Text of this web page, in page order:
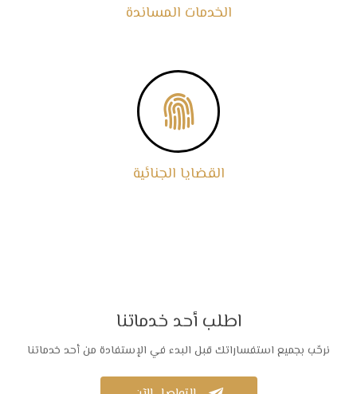
الخدمات المساندة

القضايا الجنائية
اطلب أحد خدماتنا
نرحّب بجميع استفساراتك قبل البدء في الإستفادة من أحد خدماتنا